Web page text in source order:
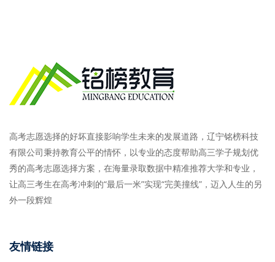
高考志愿选择的好坏直接影响学生未来的发展道路，辽宁铭榜科技
有限公司秉持教育公平的情怀，以专业的态度帮助高三学子规划优
秀的高考志愿选择方案，在海量录取数据中精准推荐大学和专业，
让高三考生在高考冲刺的“最后一米”实现“完美撞线”，迈入人生的另
外一段辉煌
友情链接